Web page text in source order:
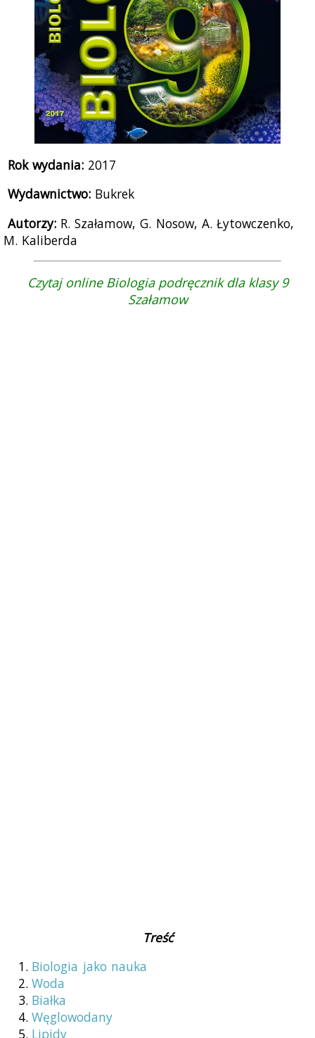
Rok wydania: 2017
Wydawnictwo: Bukrek
Autorzy: R. Szałamow, G. Nosow, A. Łytowczenko,
M. Kaliberda
Czytaj online Biologia podręcznik dla klasy 9
Szałamow
Treść
Biologia jako nauka
Woda
Białka
Węglowodany
Lipidy